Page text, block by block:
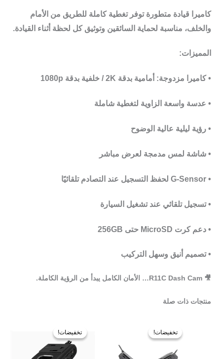
كاميرا قيادة متطورة توفر تغطية كاملة للطريق من الأمام
والخلف، مناسبة لحماية السائقين وتوثيق كل لحظة أثناء القيادة.
المميزات:
• كاميرا مزدوجة: أمامية بدقة 2K / خلفية بدقة 1080p
• عدسة واسعة الزاوية لتغطية شاملة
• رؤية ليلية عالية الوضوح
• شاشة لمس مدمجة لعرض مباشر
•
G-Sensor لحفظ التسجيل عند التصادم تلقائيًا
• تسجيل تلقائي عند تشغيل السيارة
• دعم كرت MicroSD حتى 256GB
• تصميم أنيق وسهل التركيب
🎥
R11C Dash Cam … الأمان الكامل يبدأ من الرؤية الكاملة.
منتجات ذات صلة
تخفيضات!
تخفيضات!الأصلي
هو:
850,00 ر.س.
تخفيضات!
تخفيضات!الأصلي
هو:
900,00 ر.س.